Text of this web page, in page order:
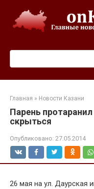
контенту
Главная » Новости Казани
Парень
скрыться
Опубликовано: 27.05.2014
26 мая на ул. Даурская